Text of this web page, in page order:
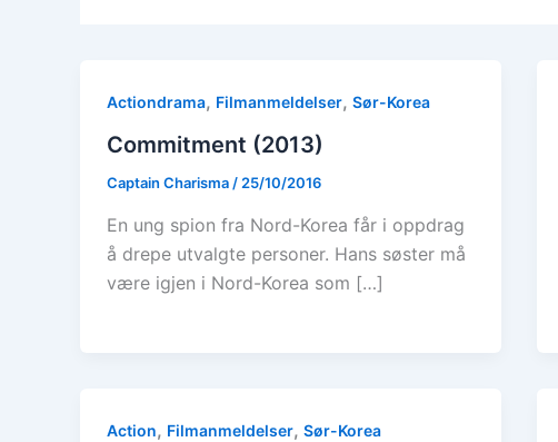
Actiondrama, Filmanmeldelser, Sør-Korea
Commitment (2013)
Captain Charisma / 25/10/2016
En ung spion fra Nord-Korea får i oppdrag
å drepe utvalgte personer. Hans søster må
være igjen i Nord-Korea som […]
Action, Filmanmeldelser, Sør-Korea